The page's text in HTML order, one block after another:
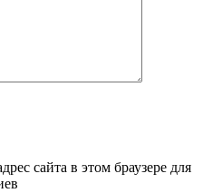
сайта в этом браузере для